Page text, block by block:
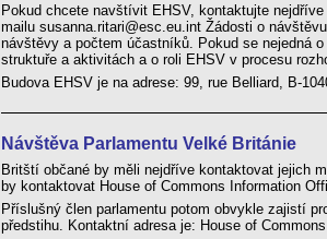
Pokud chcete navštívit EHSV, kontaktujte
mailu susanna.ritari@esc.eu.int Žádosti o
návštěvy a počtem účastníků. Pokud se nejedná
struktuře a aktivitách a o roli EHSV v procesu
Budova EHSV je na adrese: 99, rue Belliard, B-
Návštěva Parlamentu Velké Británie
Britští občané by měli nejdříve kontaktovat jejich
by kontaktovat House of Commons Information
Příslušný člen parlamentu potom obvykle zajistí
předstihu. Kontaktní adresa je: House of